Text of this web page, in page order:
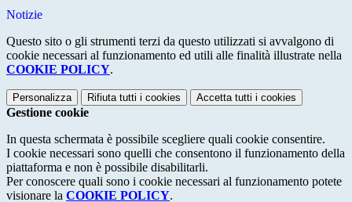
Notizie
Questo sito o gli strumenti terzi da questo utilizzati si avvalgono di
cookie necessari al funzionamento ed utili alle finalità illustrate nella
COOKIE POLICY.
Personalizza Rifiuta tutti i cookies Accetta tutti i cookies
Gestione cookie
In questa schermata è possibile scegliere quali cookie consentire.
I cookie necessari sono quelli che consentono il funzionamento della
piattaforma e non è possibile disabilitarli.
Per conoscere quali sono i cookie necessari al funzionamento potete
visionare la COOKIE POLICY.